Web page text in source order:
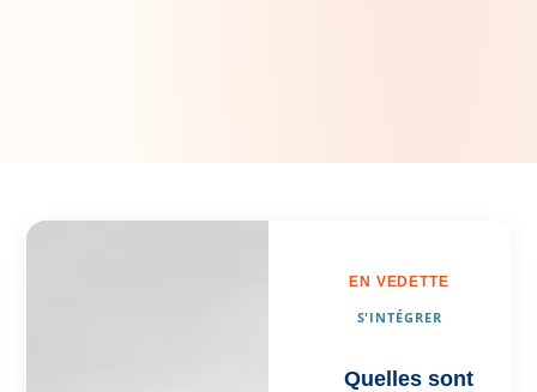
EN VEDETTE
S'INTÉGRER
Quelles sont